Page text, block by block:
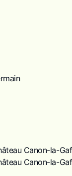
Canon-la-
Canon-la-